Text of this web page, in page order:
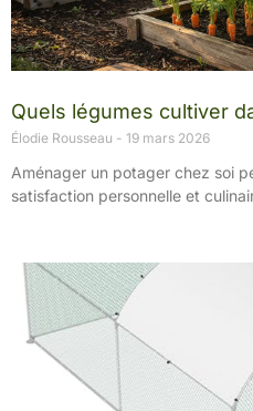
Quels légumes cultiver
Élodie Rousseau 19 mars 2026
Aménager un potager chez soi
satisfaction personnelle et